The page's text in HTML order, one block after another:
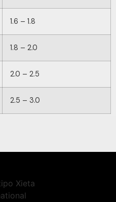
1.6 – 1.8
1.8 – 2.0
2.0 – 2.5
2.5 – 3.0